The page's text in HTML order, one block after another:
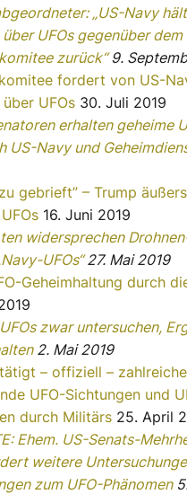
„US-Navy hält
UFOs gegenüber dem
zurück“9.
fordert von US-
UFOs 30. Juli 2019
erhalten geheime
US-Navy und
gebrieft” – Trump
16. Juni 2019
widersprechen
UFOs“27. Mai 2019
Geheimhaltung durch
zwar untersuchen,
2. Mai 2019
– offiziell – zahlreiche
UFO-Sichtungen und
durch Militärs 25. April
Ehem. US-Senats-
weitere
zum UFO-Phänomen